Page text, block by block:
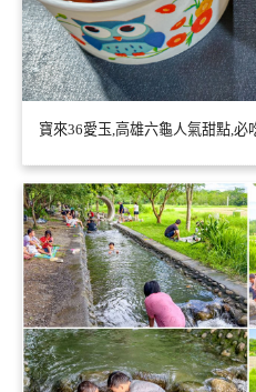
寶來36愛玉,高雄六龜人氣甜點,